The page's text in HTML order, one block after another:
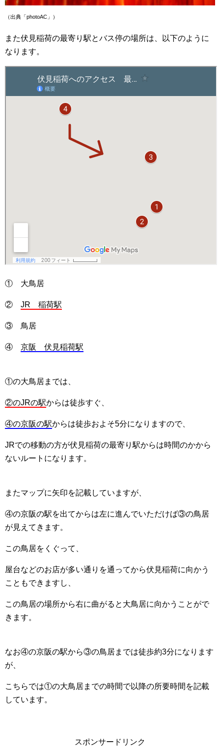
（出典「photoAC」）
また伏見稲荷の最寄り駅とバス停の場所は、以下のように
なります。
① 大鳥居
② JR 稲荷駅
③ 鳥居
④ 京阪 伏見稲荷駅
①の大鳥居までは、
②のJRの駅からは徒歩すぐ、
④の京阪の駅からは徒歩およそ5分になりますので、
JRでの移動の方が伏見稲荷の最寄り駅からは時間のかから
ないルートになります。
またマップに矢印を記載していますが、
④の京阪の駅を出てからは左に進んでいただけば③の鳥居
が見えてきます。
この鳥居をくぐって、
屋台などのお店が多い通りを通ってから伏見稲荷に向かう
こともできますし、
この鳥居の場所から右に曲がると大鳥居に向かうことがで
きます。
なお④の京阪の駅から③の鳥居までは徒歩約3分になります
が、
こちらでは①の大鳥居までの時間で以降の所要時間を記載
しています。
スポンサードリンク